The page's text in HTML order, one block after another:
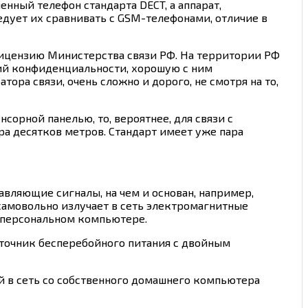
телефон стандарта DECT, а аппарат,
их сравнивать с GSM-телефонами, отличие в
Министерства связи РФ. На территории РФ
конфиденциальности, хорошую с ним
связи, очень сложно и дорого, не смотря на то,
панелью, то, вероятнее, для связи с
десятков метров. Стандарт имеет уже пара
сигналы, на чем и основан, например,
излучает в сеть электромагнитные
компьютере.
бесперебойного питания с двойным
сеть со собственного домашнего компьютера